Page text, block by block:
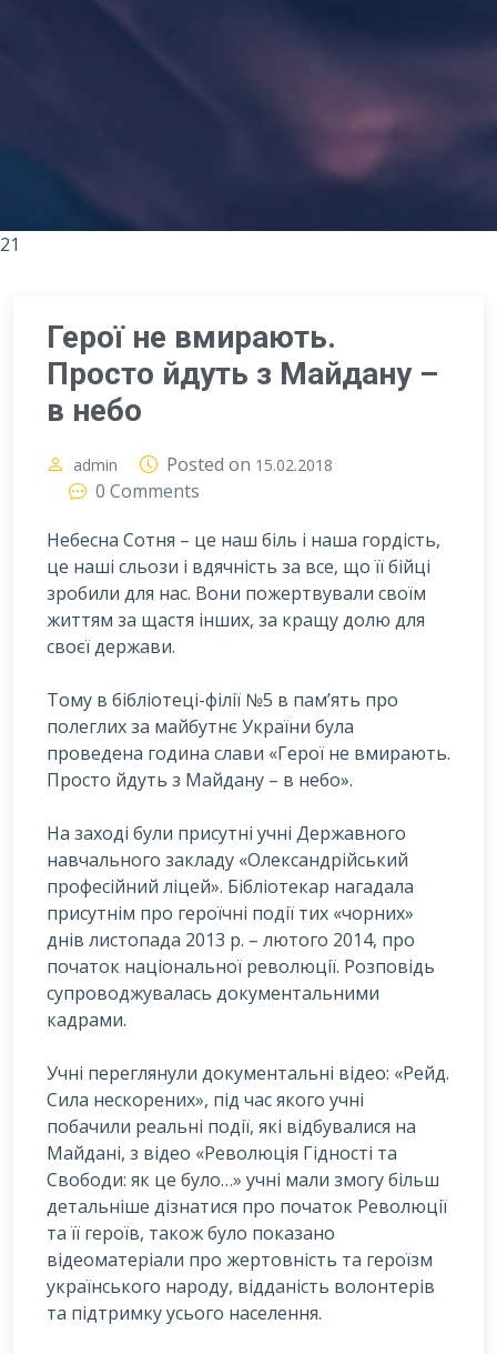
21
Герої не вмирають.
Просто йдуть з Майдану –
в небо
admin Posted on 15.02.2018
0 Comments
Небесна Сотня – це наш біль і наша гордість,
це наші сльози і вдячність за все, що її бійці
зробили для нас. Вони пожертвували своїм
життям за щастя інших, за кращу долю для
своєї держави.
Тому в бібліотеці-філії №5 в пам’ять про
полеглих за майбутнє України була
проведена година слави «Герої не вмирають.
Просто йдуть з Майдану – в небо».
На заході були присутні учні Державного
навчального закладу «Олександрійський
професійний ліцей». Бібліотекар нагадала
присутнім про героїчні події тих «чорних»
днів листопада 2013 р. – лютого 2014, про
початок національної революції. Розповідь
супроводжувалась документальними
кадрами.
Учні переглянули документальні відео: «Рейд.
Сила нескорених», під час якого учні
побачили реальні події, які відбувалися на
Майдані, з відео «Революція Гідності та
Свободи: як це було…» учні мали змогу більш
детальніше дізнатися про початок Революції
та її героїв, також було показано
відеоматеріали про жертовність та героїзм
українського народу, відданість волонтерів
та підтримку усього населення.